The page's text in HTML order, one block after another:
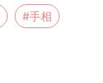
#手相